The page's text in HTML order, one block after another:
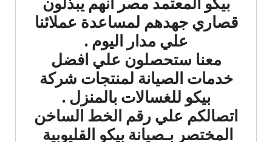
بيكو المعتمد مصر انهم يبذلون
قصاري جهدهم لمساعدة عملائنا
علي مدار اليوم .
معنا ستحصلون علي افضل
خدمات الصيانة لمنتجات شركة
بيكو للغسالات بالمنزل .
اتصالكم علي رقم الخط الساخن
المختصر بـصيانة بيكو القليوبية